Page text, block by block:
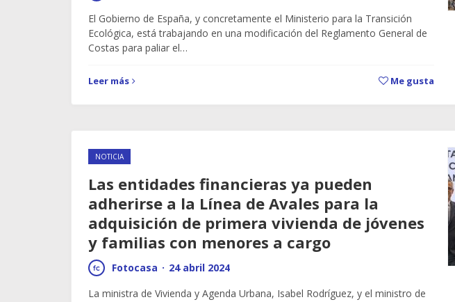
El Gobierno de España, y concretamente el Ministerio para la Transición
Ecológica, está trabajando en una modificación del Reglamento General de
Costas para paliar el…
Leer más Me gusta
NOTICIA
Las entidades financieras ya pueden
adherirse a la Línea de Avales para la
adquisición de primera vivienda de jóvenes
y familias con menores a cargo
Fotocasa · 24 abril 2024
La ministra de Vivienda y Agenda Urbana, Isabel Rodríguez, y el ministro de